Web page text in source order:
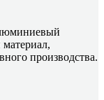
производства.